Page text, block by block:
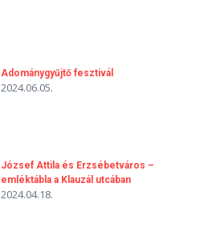
Adománygyűjtő fesztivál
2024.06.05.
József Attila és Erzsébetváros –
emléktábla a Klauzál utcában
2024.04.18.